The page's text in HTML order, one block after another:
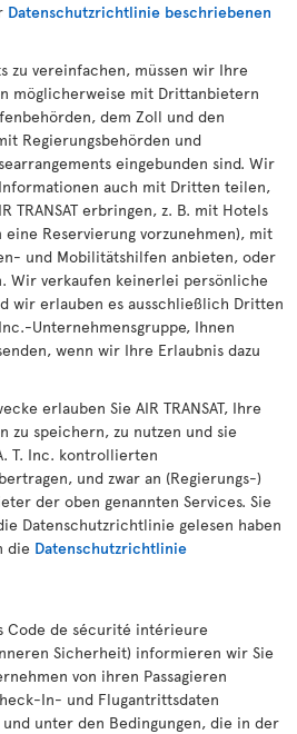
Datenschutzrichtlinie beschriebenen
zu vereinfachen, müssen wir Ihre
möglicherweise mit Drittanbietern
dem Zoll und den
Regierungsbehörden und
eingebunden sind. Wir
auch mit Dritten teilen,
TRANSAT erbringen, z. B. mit Hotels
Reservierung vorzunehmen), mit
und Mobilitätshilfen anbieten, oder
Wir verkaufen keinerlei persönliche
wir erlauben es ausschließlich Dritten
Unternehmensgruppe, Ihnen
wenn wir Ihre Erlaubnis dazu
erlauben Sie AIR TRANSAT, Ihre
zu speichern, zu nutzen und sie
T. Inc. kontrollierten
und zwar an (Regierungs-)
der oben genannten Services. Sie
Datenschutzrichtlinie gelesen haben
die Datenschutzrichtlinie
Code de sécurité intérieure
Sicherheit) informieren wir Sie
von ihren Passagieren
In- und Flugantrittsdaten
und unter den Bedingungen, die in der